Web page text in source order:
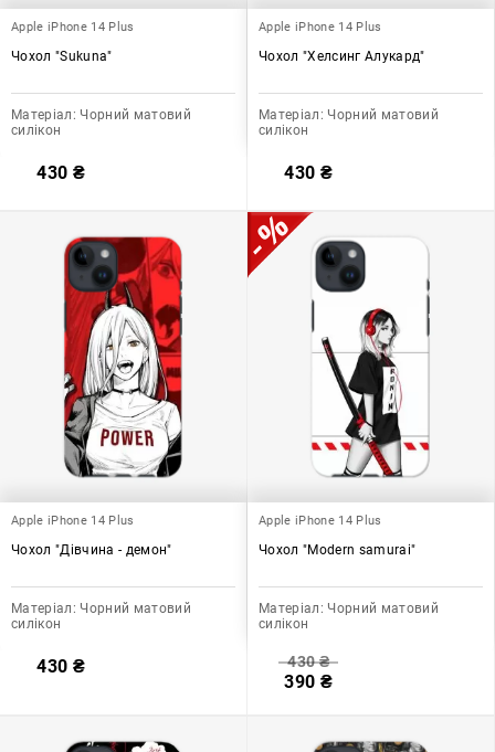
Apple iPhone 14 Plus
Чохол "Sukuna"
Матеріал: Чорний матовий
силікон
430 ₴
Apple iPhone 14 Plus
Чохол "Хелсинг Алукард"
Матеріал: Чорний матовий
силікон
430 ₴
Apple iPhone 14 Plus
Чохол "Дівчина - демон"
Матеріал: Чорний матовий
силікон
430 ₴
Apple iPhone 14 Plus
Чохол "Modern samurai"
Матеріал: Чорний матовий
силікон
430₴
390 ₴